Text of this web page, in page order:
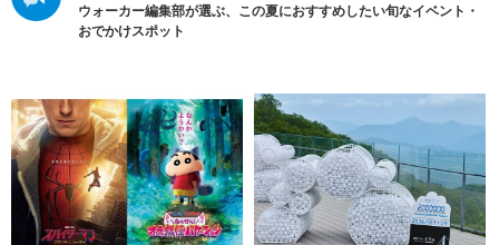
ウォーカー編集部が選ぶ、この夏におすすめしたい旬なイベント・
おでかけスポット